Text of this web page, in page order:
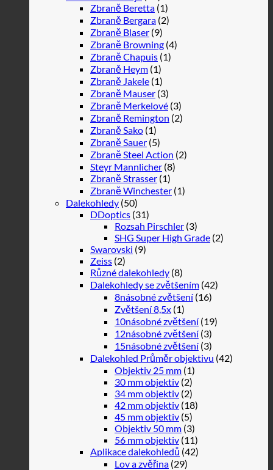
Zbraně Beretta (1)
Zbraně Bergara (2)
Zbraně Blaser (9)
Zbraně Browning (4)
Zbraně Chapuis (1)
Zbraně Heym (1)
Zbraně Jakele (1)
Zbraně Mauser (3)
Zbraně Merkelové (3)
Zbraně Remington (2)
Zbraně Sako (1)
Zbraně Sauer (5)
Zbraně Steel Action (2)
Steyr Mannlicher (8)
Zbraně Strasser (1)
Zbraně Winchester (1)
Dalekohledy (50)
DDoptics (31)
Rozsah Pirschler (3)
SHG Super High Grade (2)
Swarovski (9)
Zeiss (2)
Různé dalekohledy (8)
Dalekohledy se zvětšením (42)
8násobné zvětšení (16)
Zvětšení 8,5x (1)
10násobné zvětšení (19)
12násobné zvětšení (3)
15násobné zvětšení (3)
Dalekohled Průměr objektivu (42)
Objektiv 25 mm (1)
30 mm objektiv (2)
34 mm objektiv (2)
42 mm objektiv (18)
45 mm objektiv (5)
Objektiv 50 mm (3)
56 mm objektiv (11)
Aplikace dalekohledů (42)
Lov a zvěřina (29)